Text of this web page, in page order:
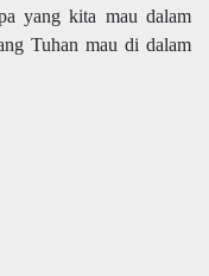
yang kita mau dalam
Tuhan mau di dalam